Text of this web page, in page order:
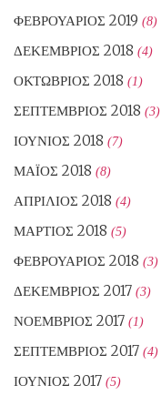
ΦΕΒΡΟΥΆΡΙΟΣ 2019 (8)
ΔΕΚΈΜΒΡΙΟΣ 2018 (4)
ΟΚΤΏΒΡΙΟΣ 2018 (1)
ΣΕΠΤΈΜΒΡΙΟΣ 2018 (3)
ΙΟΎΝΙΟΣ 2018 (7)
ΜΆΙΟΣ 2018 (8)
ΑΠΡΊΛΙΟΣ 2018 (4)
ΜΆΡΤΙΟΣ 2018 (5)
ΦΕΒΡΟΥΆΡΙΟΣ 2018 (3)
ΔΕΚΈΜΒΡΙΟΣ 2017 (3)
ΝΟΈΜΒΡΙΟΣ 2017 (1)
ΣΕΠΤΈΜΒΡΙΟΣ 2017 (4)
ΙΟΎΝΙΟΣ 2017 (5)